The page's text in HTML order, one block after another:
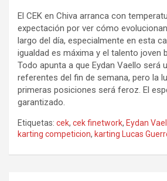
El CEK en Chiva arranca con
expectación por ver cómo
largo del día, especialmente en esta
igualdad es máxima y el talento joven
Todo apunta a que Eydan Vaello será
referentes del fin de semana, pero la
primeras posiciones será feroz. El
garantizado.
Etiquetas: cek, cek finetwork, Eydan
karting competicion, karting Lucas